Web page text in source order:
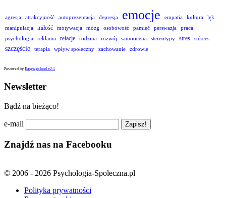
agresja atrakcyjność autoprezentacja depresja emocje empatia kultura
lęk
manipulacja
miłość motywacja mózg osobowość pamięć perswazja
praca
psychologia
reklama relacje rodzina rozwój samoocena stereotypy stres sukces
szczęście terapia wpływ społeczny zachowanie zdrowie
Powered by Easytagcloud v2.1
Newsletter
Bądź na bieżąco!
e-mail
Znajdź nas na Facebooku
© 2006 - 2026 Psychologia-Spoleczna.pl
Polityka prywatności